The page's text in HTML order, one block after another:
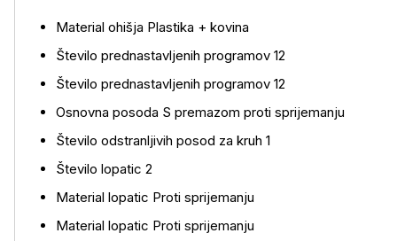
Material ohišja Plastika + kovina
Število prednastavljenih programov 12
Število prednastavljenih programov 12
Osnovna posoda S premazom proti sprijemanju
Število odstranljivih posod za kruh 1
Število lopatic 2
Material lopatic Proti sprijemanju
Material lopatic Proti sprijemanju